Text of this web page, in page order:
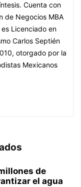
Cuenta con
de Negocios MBA
Licenciado en
Carlos Septién
otorgado por la
Mexicanos
de
el agua